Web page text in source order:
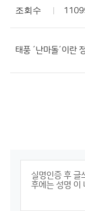
조회수
태풍 ´난마돌´이란